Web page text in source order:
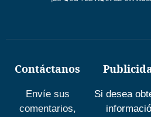
Contáctanos
Envíe sus
comentarios,
Si desea